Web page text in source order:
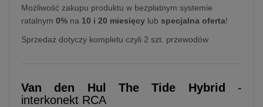
Możliwość zakupu produktu w bezpłatnym systemie
ratalnym 0% na 10 i 20 miesięcy lub specjalna oferta!
Sprzedaż dotyczy kompletu czyli 2 szt. przewodów
Van den Hul The Tide Hybrid -
interkonekt RCA